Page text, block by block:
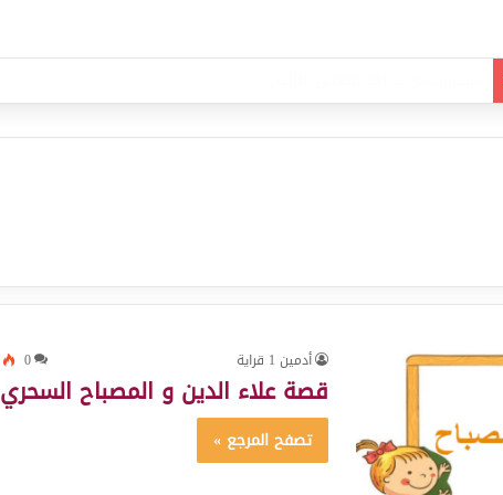
أدمين 1 قراية 0
قصة علاء الدين و المصباح السحري
تصفح المرجع »